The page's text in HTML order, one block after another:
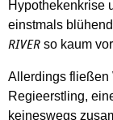
Hypothekenkrise
einstmals
RIVER so kaum
Allerdings fließen
Regieerstling,
keineswegs